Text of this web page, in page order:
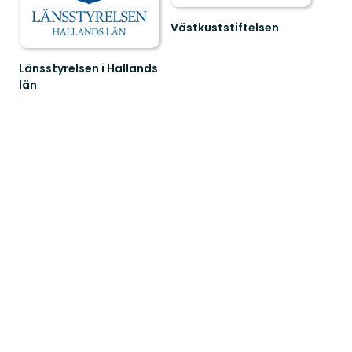
Länsstyrelsen i Hallands
län
Västkuststiftelsen